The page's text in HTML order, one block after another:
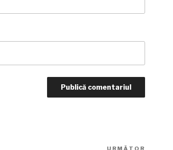
URMĂTOR